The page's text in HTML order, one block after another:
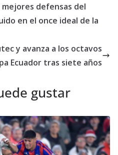
defensas del
en el once ideal de la
y avanza a los octavos
Ecuador tras siete años
gustar